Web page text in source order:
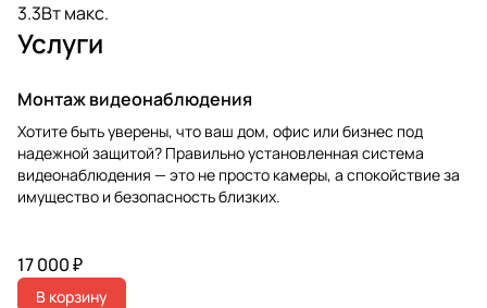
3.3Вт макс.
Услуги
Монтаж видеонаблюдения
Хотите быть уверены, что ваш дом, офис или бизнес под
надежной защитой? Правильно установленная система
видеонаблюдения — это не просто камеры, а спокойствие за
имущество и безопасность близких.
17 000 ₽
В корзину